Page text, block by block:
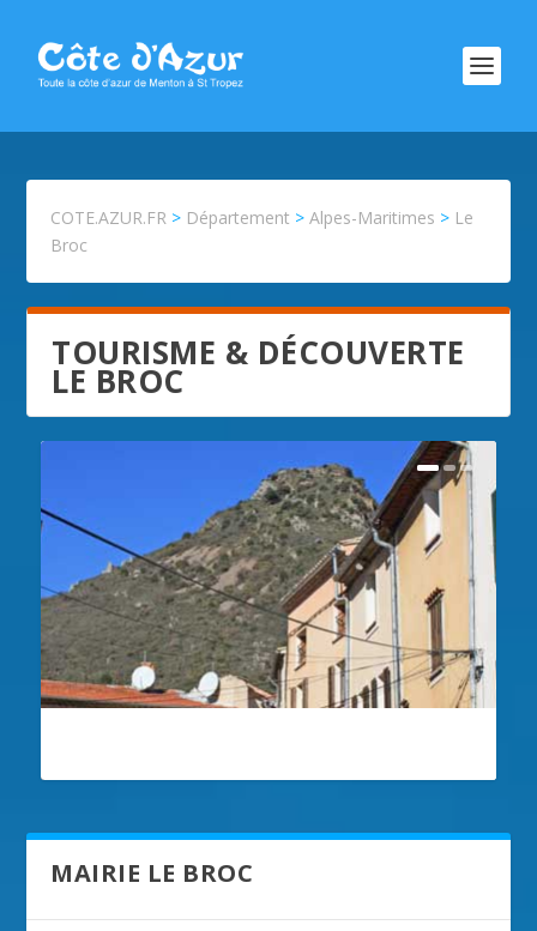
COTE.AZUR.FR > Département >Alpes-Maritimes > Le
Broc
TOURISME & DÉCOUVERTE
LE BROC
MAIRIE LE BROC